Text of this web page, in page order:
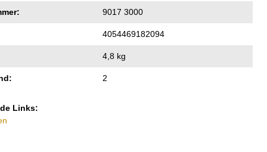
9017 3000
4054469182094
4,8 kg
2
Links: